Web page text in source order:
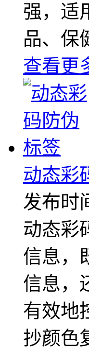
强，适
品、保
查看更
动态彩
发布时
动态彩
信息，
信息，
有效地
抄颜色